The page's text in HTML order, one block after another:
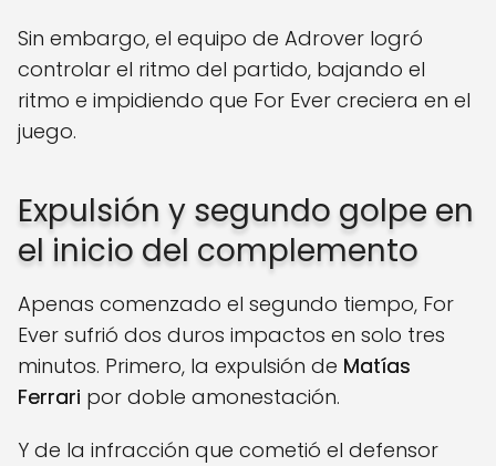
Sin embargo, el equipo de Adrover logró
controlar el ritmo del partido, bajando el
ritmo e impidiendo que For Ever creciera en el
juego.
Expulsión y segundo golpe en
el inicio del complemento
Apenas comenzado el segundo tiempo, For
Ever sufrió dos duros impactos en solo tres
minutos. Primero, la expulsión de Matías
Ferrari por doble amonestación.
Y de la infracción que cometió el defensor